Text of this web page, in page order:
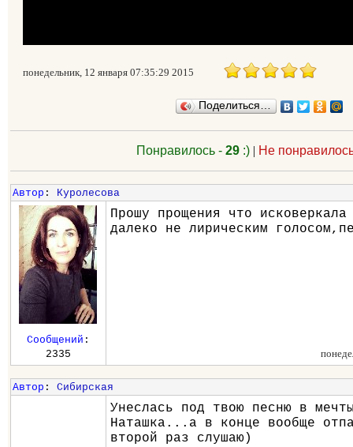
понедельник, 12 января 07:35:29 2015
Поделиться…
Понравилось -29 :) | Не
Автор : Куролесова
Прошу прощения что
далеко не лирическим
Сообщений :
2335
Автор : Сибирская
Унеслась под твою песню в
Наташка...а в конце вообще
второй раз слушаю)